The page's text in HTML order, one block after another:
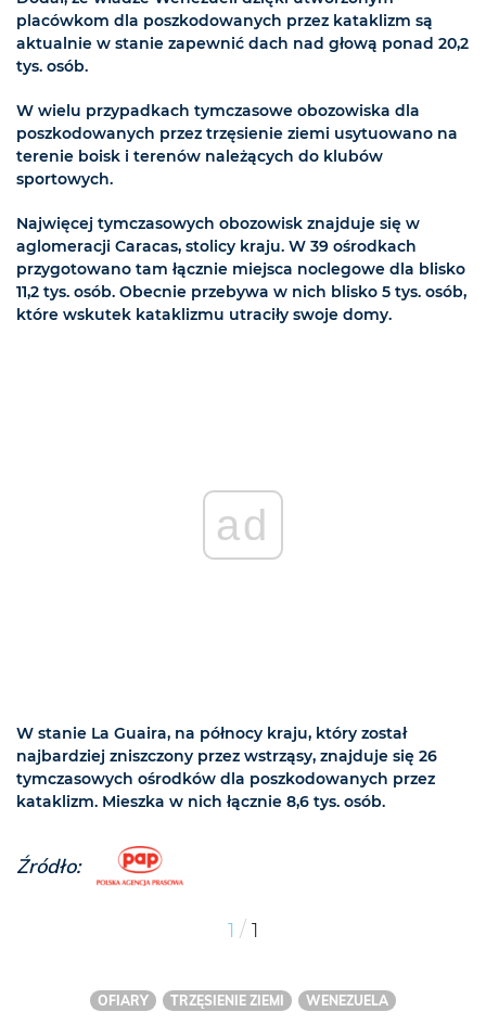
placówkom dla poszkodowanych przez kataklizm są
aktualnie w stanie zapewnić dach nad głową ponad 20,2
tys. osób.
W wielu przypadkach tymczasowe obozowiska dla
poszkodowanych przez trzęsienie ziemi usytuowano na
terenie boisk i terenów należących do klubów
sportowych.
Najwięcej tymczasowych obozowisk znajduje się w
aglomeracji Caracas, stolicy kraju. W 39 ośrodkach
przygotowano tam łącznie miejsca noclegowe dla blisko
11,2 tys. osób. Obecnie przebywa w nich blisko 5 tys. osób,
które wskutek kataklizmu utraciły swoje domy.
ad
W stanie La Guaira, na północy kraju, który został
najbardziej zniszczony przez wstrząsy, znajduje się 26
tymczasowych ośrodków dla poszkodowanych przez
kataklizm. Mieszka w nich łącznie 8,6 tys. osób.
Źródło:
1 / 1
OFIARY TRZĘSIENIE ZIEMI WENEZUELA